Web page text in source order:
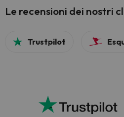
Le recensioni dei nostri
Trustpilot